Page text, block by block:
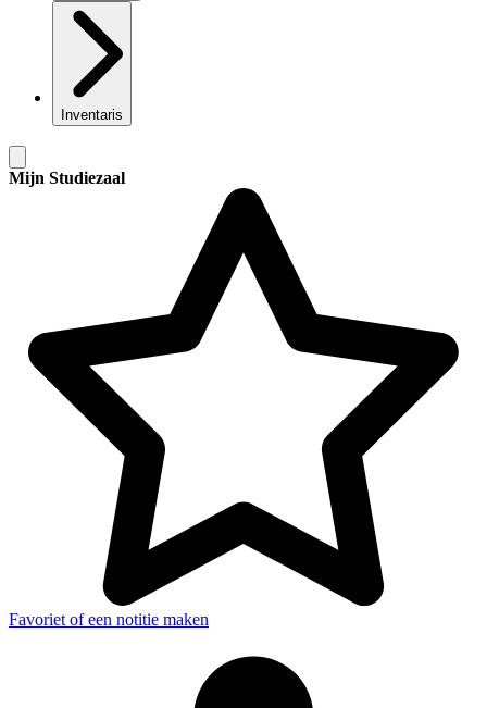
Inventaris
Mijn Studiezaal
Favoriet of een notitie maken